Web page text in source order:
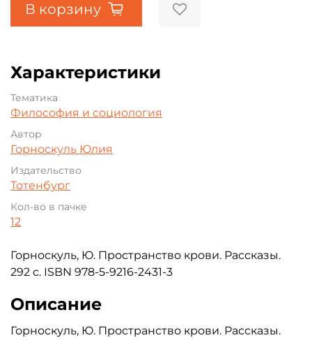
В корзину
Характеристики
Тематика
Философия и социология
Автор
Горноскуль Юлия
Издательство
Тотенбург
Кол-во в пачке
12
Горноскуль, Ю. Пространство крови. Рассказы.
292 с. ISBN 978-5-9216-2431-3
Описание
Горноскуль, Ю. Пространство крови. Рассказы.